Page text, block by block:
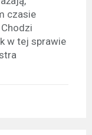
czasie
w tej sprawie